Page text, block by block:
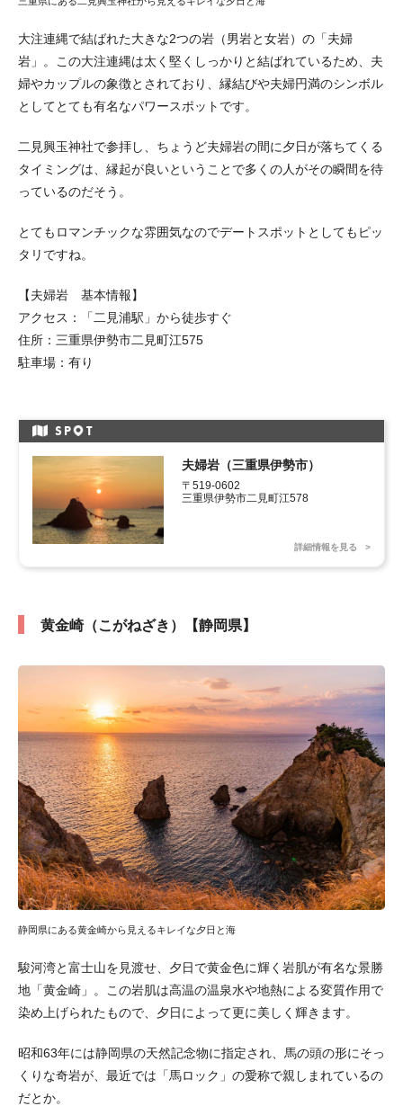
大注連縄で結ばれた大きな2つの岩（男岩と女岩）の「夫婦
岩」。この大注連縄は太く堅くしっかりと結ばれているため、夫
婦やカップルの象徴とされており、縁結びや夫婦円満のシンボル
としてとても有名なパワースポットです。
二見興玉神社で参拝し、ちょうど夫婦岩の間に夕日が落ちてくる
タイミングは、縁起が良いということで多くの人がその瞬間を待
っているのだそう。
とてもロマンチックな雰囲気なのでデートスポットとしてもピッ
タリですね。
【夫婦岩 基本情報】
アクセス：「二見浦駅」から徒歩すぐ
住所：三重県伊勢市二見町江575
駐車場：有り
SP T
夫婦岩（三重県伊勢市）
〒519-0602
三重県伊勢市二見町江578
詳細情報を見る
黄金崎（こがねざき）【静岡県】
静岡県にある黄金崎から見えるキレイな夕日と海
駿河湾と富士山を見渡せ、夕日で黄金色に輝く岩肌が有名な景勝
地「黄金崎」。この岩肌は高温の温泉水や地熱による変質作用で
染め上げられたもので、夕日によって更に美しく輝きます。
昭和63年には静岡県の天然記念物に指定され、馬の頭の形にそっ
くりな奇岩が、最近では「馬ロック」の愛称で親しまれているの
だとか。